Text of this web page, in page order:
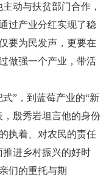
动与扶贫部门合作，
过产业分红实现了稳
要为民发声，更要在
做强一个产业，带活
”，到蓝莓产业的“新
殷秀岩坦言他的身份
执着、对农民的责任
进乡村振兴的好时
们的重托与期